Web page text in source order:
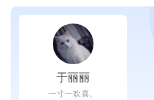
于丽丽
一寸一欢喜。